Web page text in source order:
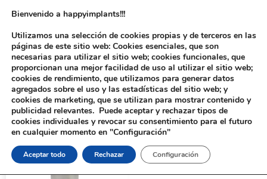
Inicio/ Productos etiquetados “260”
Bienvenido a happyimplants!!!
Utilizamos una selección de cookies propias y de terceros en las
páginas de este sitio web: Cookies esenciales, que son
necesarias para utilizar el sitio web; cookies funcionales, que
proporcionan una mejor facilidad de uso al utilizar el sitio web;
cookies de rendimiento, que utilizamos para generar datos
agregados sobre el uso y las estadísticas del sitio web; y
cookies de marketing, que se utilizan para mostrar contenido y
publicidad relevantes. Puede aceptar y rechazar tipos de
cookies individuales y revocar su consentimiento para el futuro
en cualquier momento en "Configuración"
Aceptar todo Rechazar Configuración